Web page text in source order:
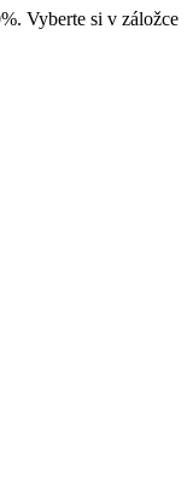
Vyberte si v záložce